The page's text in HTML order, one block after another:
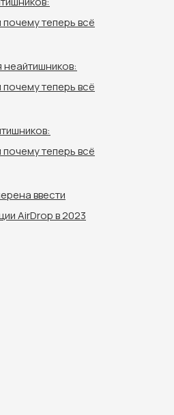
теперь всё
неайтишников:
теперь всё
теперь всё
ввести
AirDrop в 2023